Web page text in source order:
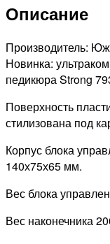
Описание
Производитель:
Новинка:
педикюра Strong
Поверхность
стилизована под
Корпус блока
140х75х65 мм.
Вес блока
Вес наконечника